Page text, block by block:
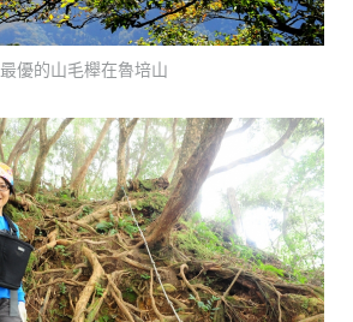
最優的山毛櫸在魯培山